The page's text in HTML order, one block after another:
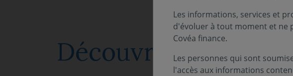
Découvrez d'autres
Les informations, services et
d'évoluer à tout moment et ne
Covéa finance.
Les personnes qui sont
l'accès aux informations